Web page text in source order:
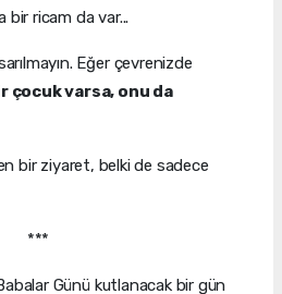
bir ricam da var...
Eğer çevrenizde
çocuk varsa, onu da
bir ziyaret, belki de sadece
***
Günü kutlanacak bir gün